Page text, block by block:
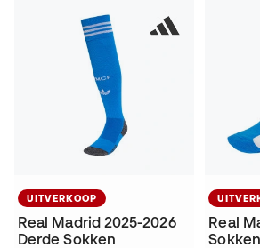
UITVERKOOP
Real Madrid 2025-2026
Derde Sokken
Real
Sokken